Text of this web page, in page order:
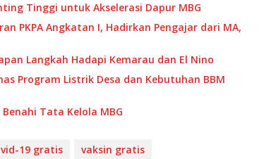
Tinggi untuk Akselerasi Dapur MBG
PKPA Angkatan I, Hadirkan Pengajar dari MA,
Langkah Hadapi Kemarau dan El Nino
Program Listrik Desa dan Kebutuhan BBM
Tata Kelola MBG
19 gratis vaksin gratis